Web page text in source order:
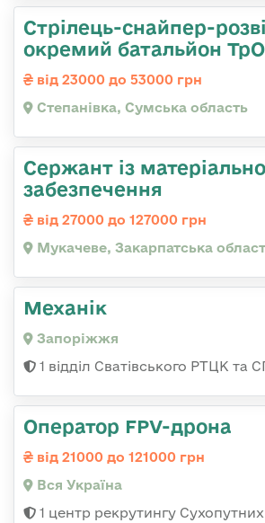
Стрілець-снайпер-
окремий батальйон ТрО
від 23000 до 53000 грн
Степанівка, Сумська область
Сержант із
забезпечення
від 27000 до 127000 грн
Мукачеве, Закарпатська
Механік
Запоріжжя
1 відділ Сватівського РТЦК та
Оператор FPV-дрона
від 21000 до 121000 грн
Вся Україна
1 центр рекрутингу